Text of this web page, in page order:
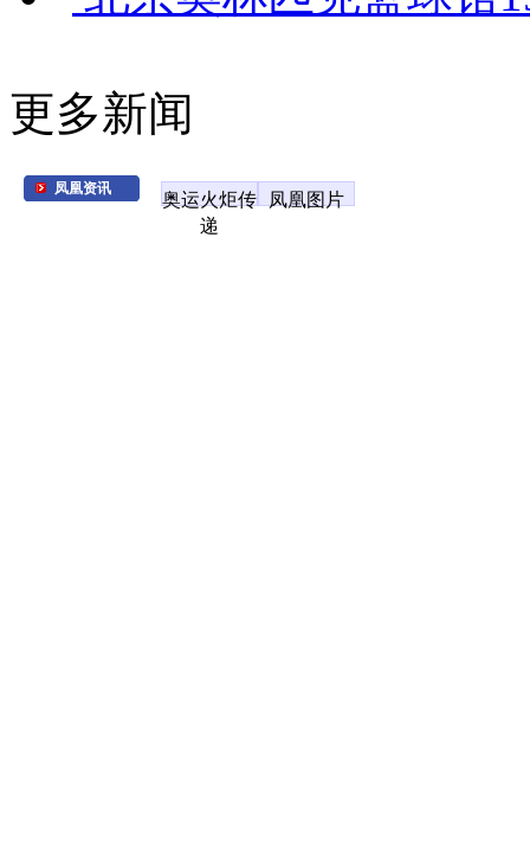
更多新闻
凤凰资讯
奥运火炬传
递
凤凰图片